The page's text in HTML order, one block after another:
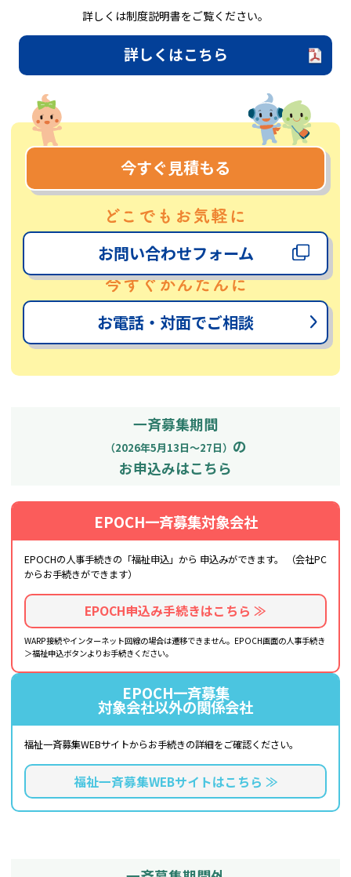
詳しくは制度説明書をご覧ください。
詳しくはこちら
今すぐ見積もる
お問い合わせフォーム
お電話・対面でご相談
一斉募集期間
（2026年5月13日～27日） の
お申込みはこちら
EPOCH一斉募集対象会社
EPOCHの人事手続きの「福祉申込」から 申込みができます。
（会社PC
からお手続きができます）
EPOCH申込み手続きはこちら ≫
WARP接続やインターネット回線の場合は遷移できません。EPOCH画面の人事手続き
＞福祉申込ボタンよりお手続きください。
EPOCH一斉募集
対象会社以外の関係会社
福祉一斉募集WEBサイトからお手続きの詳細をご確認ください。
福祉一斉募集WEBサイトはこちら ≫